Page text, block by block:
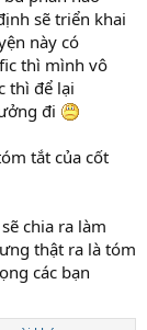
sẽ triển khai
này có
thì mình vô
thì để lại
đi
tắt của cốt
chia ra làm
thật ra là tóm
các bạn